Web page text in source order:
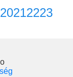
20212223